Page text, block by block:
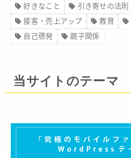
好きなこと
引き寄せの法則
接客・売上アップ
教育
自己啓発
親子関係
当サイトのテーマ